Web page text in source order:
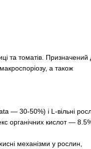
та томатів. Призначений
а також
— 30-50%) і L-вільні
органічних кислот —
механізми у рослин,